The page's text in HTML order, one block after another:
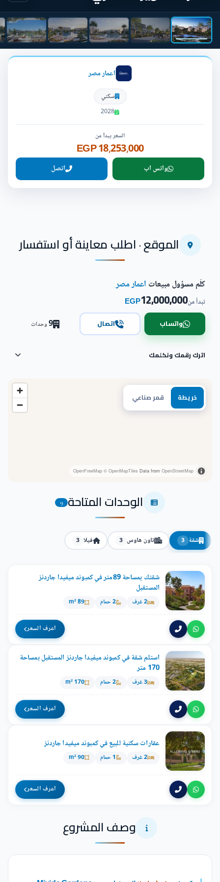
اعمار مصر
سكني
2028
السعر يبدأ من
18,253,000 EGP
واتس اب اتصل
الموقع · اطلب معاينة أو استفسار
خريطة قمر صناعي
OpenFreeMap © OpenMapTiles Data from OpenStreetMap
كلّم مسؤول مبيعات اعمار مصر
تبدأ من12,000,000
EGP
واتساب اتصال 9وحدات
اترك رقمك ونكلمك
الوحدات المتاحة 9
شقة 3 تاون هاوس 3 فيلا 3
شقتك بمساحة 89متر في كمبوند ميفيدا جاردنز
المستقبل
2 غرف 2 حمام 89 m²
اعرف السعر
استلم شقة في كمبوند ميفيدا جاردنز المستقبل بمساحة
170 متر
3 غرف 2 حمام 170 m²
اعرف السعر
عقارات سكنية للبيع في كمبوند ميفيدا جاردنز
2 غرف 1 حمام 90 m²
اعرف السعر
وصف المشروع